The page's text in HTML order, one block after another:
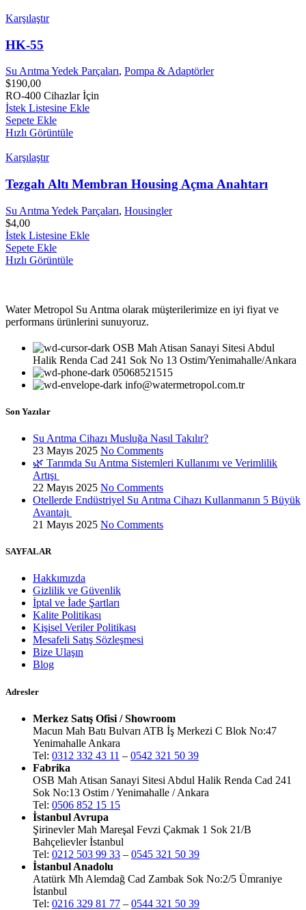
Karşılaştır
HK-55
Su Arıtma Yedek Parçaları, Pompa & Adaptörler
$190,00
RO-400 Cihazlar İçin
İstek Listesine Ekle
Sepete Ekle
Hızlı Görüntüle
Karşılaştır
Tezgah Altı Membran Housing Açma Anahtarı
Su Arıtma Yedek Parçaları, Housingler
$4,00
İstek Listesine Ekle
Sepete Ekle
Hızlı Görüntüle
Water Metropol Su Arıtma olarak müşterilerimize en iyi fiyat ve
performans ürünlerini sunuyoruz.
OSB Mah Atisan Sanayi Sitesi Abdul
Halik Renda Cad 241 Sok No 13 Ostim/Yenimahalle/Ankara
05068521515
info@watermetropol.com.tr
Son Yazılar
Su Arıtma Cihazı Musluğa Nasıl Takılır?
23 Mayıs 2025 No Comments
🌿 Tarımda Su Arıtma Sistemleri Kullanımı ve Verimlilik
Artışı
22 Mayıs 2025 No Comments
Otellerde Endüstriyel Su Arıtma Cihazı Kullanmanın 5 Büyük
Avantajı
21 Mayıs 2025 No Comments
SAYFALAR
Hakkımızda
Gizlilik ve Güvenlik
İptal ve İade Şartları
Kalite Politikası
Kişisel Veriler Politikası
Mesafeli Satış Sözleşmesi
Bize Ulaşın
Blog
Adresler
Merkez Satış Ofisi / Showroom
Macun Mah Batı Bulvarı ATB İş Merkezi C Blok No:47
Yenimahalle Ankara
Tel: 0312 332 43 11 – 0542 321 50 39
Fabrika
OSB Mah Atisan Sanayi Sitesi Abdul Halik Renda Cad 241
Sok No:13 Ostim / Yenimahalle / Ankara
Tel: 0506 852 15 15
İstanbul Avrupa
Şirinevler Mah Mareşal Fevzi Çakmak 1 Sok 21/B
Bahçelievler İstanbul
Tel: 0212 503 99 33 – 0545 321 50 39
İstanbul Anadolu
Atatürk Mh Alemdağ Cad Zambak Sok No:2/5 Ümraniye
İstanbul
Tel: 0216 329 81 77 – 0544 321 50 39